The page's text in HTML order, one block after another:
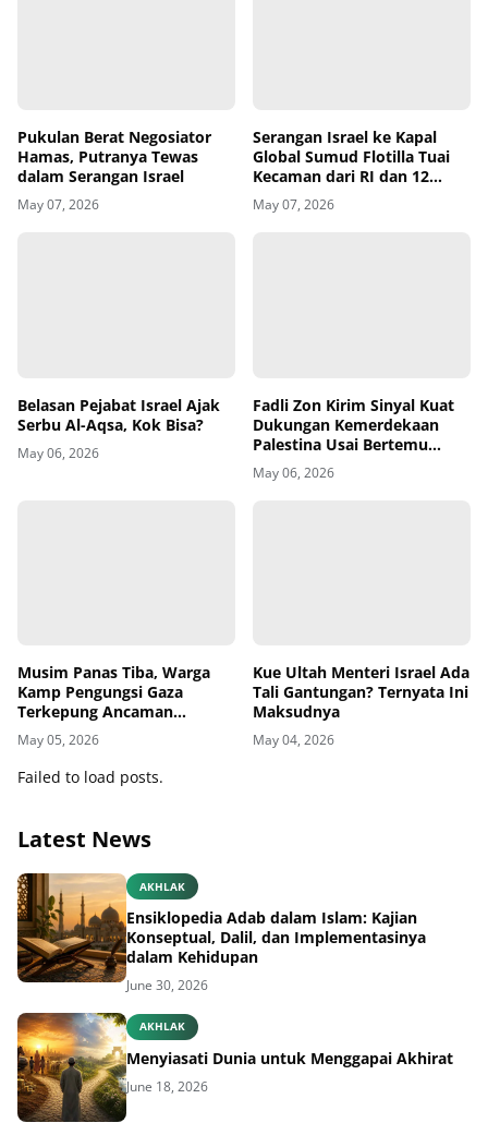
Pukulan Berat Negosiator
Hamas, Putranya Tewas
dalam Serangan Israel
May 07, 2026
Serangan Israel ke Kapal
Global Sumud Flotilla Tuai
Kecaman dari RI dan 12
Negara
May 07, 2026
Belasan Pejabat Israel Ajak
Serbu Al-Aqsa, Kok Bisa?
May 06, 2026
Fadli Zon Kirim Sinyal Kuat
Dukungan Kemerdekaan
Palestina Usai Bertemu
Delegasi di Kemenbud
May 06, 2026
Kamp Pengungsi Gaza
Terkepung Ancaman
Penyakit Kulit
May 05, 2026
Kue Ultah Menteri Israel Ada
Tali Gantungan? Ternyata Ini
Maksudnya
May 04, 2026
Failed to load posts.
Latest News
AKHLAK
Ensiklopedia Adab dalam Islam: Kajian
Konseptual, Dalil, dan Implementasinya
dalam Kehidupan
June 30, 2026
AKHLAK
Menyiasati Dunia untuk Menggapai Akhirat
June 18, 2026